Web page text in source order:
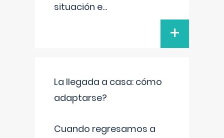
situación e...
+
La llegada a casa: cómo
adaptarse?
Cuando regresamos a